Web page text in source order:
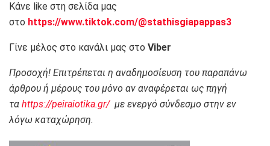
Κάνε like στη σελίδα μας
στο https://www.tiktok.com/@stathisgiapappas3
Γίνε μέλος στο κανάλι μας στο Viber
Προσοχή! Επιτρέπεται η αναδημοσίευση του παραπάνω
άρθρου ή μέρους του μόνο αν αναφέρεται ως πηγή
τα https://peiraiotika.gr/με ενεργό σύνδεσμο στην εν
λόγω καταχώρηση.